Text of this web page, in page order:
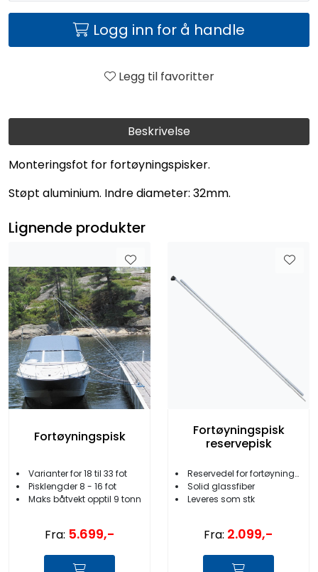
Beskrivelse
Monteringsfot for fortøyningspisker.
Støpt aluminium. Indre diameter: 32mm.
Logg inn for å handle
Legg til favoritter
Lignende produkter
Fortøyningspisk
Varianter for 18 til 33 fot
Pisklengder 8 - 16 fot
Maks båtvekt opptil 9 tonn
Fra: 5.699,-
Fortøyningspisk
reservepisk
Reservedel for fortøyningspisker
Solid glassfiber
Leveres som stk
Fra: 2.099,-